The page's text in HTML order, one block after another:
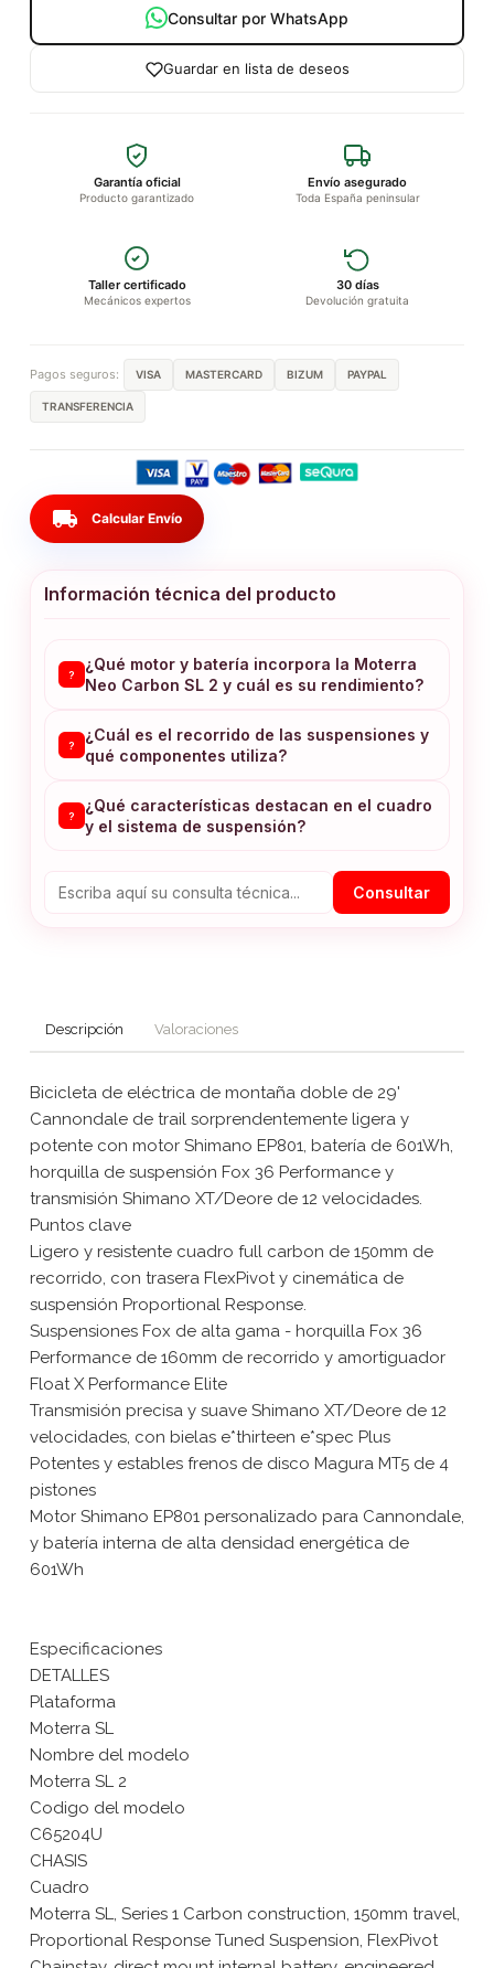
Consultar por WhatsApp
Guardar en lista de deseos
Garantía oficial
Producto garantizado
Envío asegurado
Toda España peninsular
Taller certificado
Mecánicos expertos
30 días
Devolución gratuita
Pagos seguros: VISA MASTERCARD BIZUM PAYPAL
TRANSFERENCIA
local_shipping Calcular Envío
Información técnica del producto
?
¿Qué motor y batería incorpora la Moterra
Neo Carbon SL 2 y cuál es su rendimiento?
?
¿Cuál es el recorrido de las suspensiones y
qué componentes utiliza?
?
¿Qué características destacan en el cuadro
y el sistema de suspensión?
Consultar
Descripción Valoraciones
Bicicleta de eléctrica de montaña doble de 29'
Cannondale de trail sorprendentemente ligera y
potente con motor Shimano EP801, batería de 601Wh,
horquilla de suspensión Fox 36 Performance y
transmisión Shimano XT/Deore de 12 velocidades.
Puntos clave
Ligero y resistente cuadro full carbon de 150mm de
recorrido, con trasera FlexPivot y cinemática de
suspensión Proportional Response.
Suspensiones Fox de alta gama - horquilla Fox 36
Performance de 160mm de recorrido y amortiguador
Float X Performance Elite
Transmisión precisa y suave Shimano XT/Deore de 12
velocidades, con bielas e*thirteen e*spec Plus
Potentes y estables frenos de disco Magura MT5 de 4
pistones
Motor Shimano EP801 personalizado para Cannondale,
y batería interna de alta densidad energética de
601Wh
Especificaciones
DETALLES
Plataforma
Moterra SL
Nombre del modelo
Moterra SL 2
Codigo del modelo
C65204U
CHASIS
Cuadro
Moterra SL, Series 1 Carbon construction, 150mm travel,
Proportional Response Tuned Suspension, FlexPivot